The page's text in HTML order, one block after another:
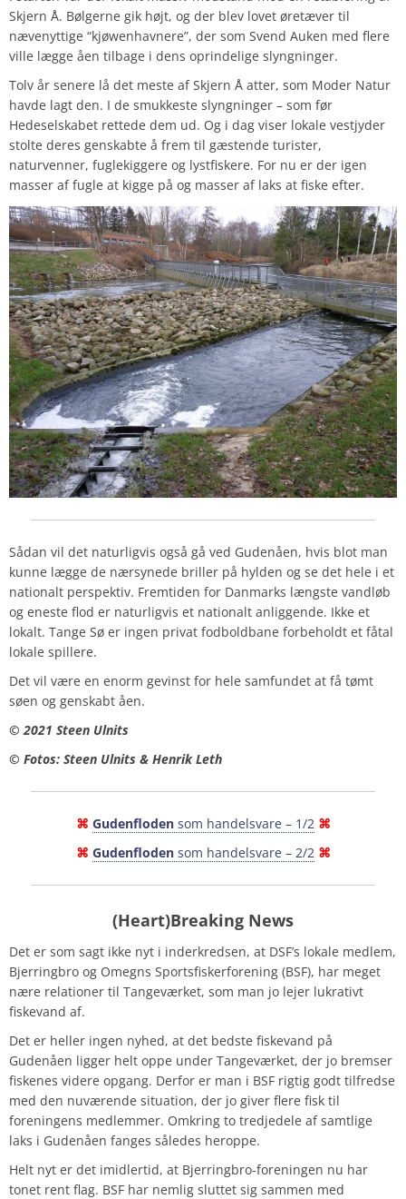
Skjern Å. Bølgerne gik højt, og der blev lovet øretæver til
nævenyttige “kjøwenhavnere”, der som Svend Auken med flere
ville lægge åen tilbage i dens oprindelige slyngninger.
Tolv år senere lå det meste af Skjern Å atter, som Moder Natur
havde lagt den. I de smukkeste slyngninger – som før
Hedeselskabet rettede dem ud. Og i dag viser lokale vestjyder
stolte deres genskabte å frem til gæstende turister,
naturvenner, fuglekiggere og lystfiskere. For nu er der igen
masser af fugle at kigge på og masser af laks at fiske efter.
Sådan vil det naturligvis også gå ved Gudenåen, hvis blot man
kunne lægge de nærsynede briller på hylden og se det hele i et
nationalt perspektiv. Fremtiden for Danmarks længste vandløb
og eneste flod er naturligvis et nationalt anliggende. Ikke et
lokalt. Tange Sø er ingen privat fodboldbane forbeholdt et fåtal
lokale spillere.
Det vil være en enorm gevinst for hele samfundet at få tømt
søen og genskabt åen.
© 2021 Steen Ulnits
© Fotos: Steen Ulnits & Henrik Leth
⌘ Gudenflodensom handelsvare – 1/2 ⌘
⌘ Gudenflodensom handelsvare – 2/2 ⌘
(Heart)Breaking News
Det er som sagt ikke nyt i inderkredsen, at DSF’s lokale medlem,
Bjerringbro og Omegns Sportsfiskerforening (BSF), har meget
nære relationer til Tangeværket, som man jo lejer lukrativt
fiskevand af.
Det er heller ingen nyhed, at det bedste fiskevand på
Gudenåen ligger helt oppe under Tangeværket, der jo bremser
fiskenes videre opgang. Derfor er man i BSF rigtig godt tilfredse
med den nuværende situation, der jo giver flere fisk til
foreningens medlemmer. Omkring to tredjedele af samtlige
laks i Gudenåen fanges således heroppe.
Helt nyt er det imidlertid, at Bjerringbro-foreningen nu har
tonet rent flag. BSF har nemlig sluttet sig sammen med